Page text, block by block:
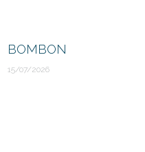
BOMBON
15/07/2026